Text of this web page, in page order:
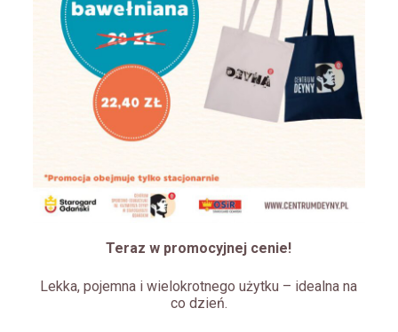
Teraz w promocyjnej cenie!
Lekka, pojemna i wielokrotnego użytku – idealna na
co dzień.